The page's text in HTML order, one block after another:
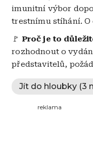
imunitní výbor
trestnímu stíhání. O
🚩 Proč je to
rozhodnout o
představitelů,
Jít do hloubky (3
reklama